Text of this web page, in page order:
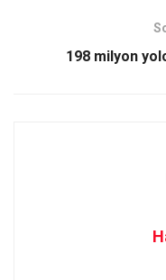
198 milyon